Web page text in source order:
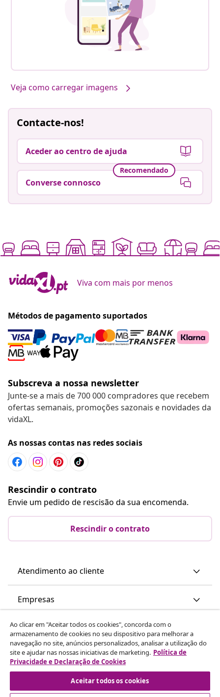
Veja como carregar imagens
Contacte-nos!
Aceder ao centro de ajuda
Recomendado
Converse connosco
Viva com mais por menos
Métodos de pagamento suportados
Subscreva a nossa newsletter
Junte-se a mais de 700 000 compradores que recebem
ofertas semanais, promoções sazonais e novidades da
vidaXL.
As nossas contas nas redes sociais
Rescindir o contrato
Envie um pedido de rescisão da sua encomenda.
Rescindir o contrato
Atendimento ao cliente
Empresas
vidaXL
Descubra mais
Ao clicar em "Aceitar todos os cookies", concorda com o
armazenamento de cookies no seu dispositivo para melhorar a
navegação no site, anúncios personalizados, analisar a utilização do
site e ajudar nas nossas iniciativas de marketing. Política de
Privacidade e Declaração de Cookies
Aceitar todos os cookies